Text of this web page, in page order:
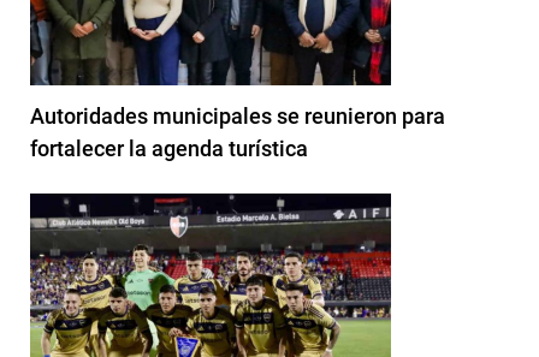
Autoridades municipales se reunieron para
fortalecer la agenda turística